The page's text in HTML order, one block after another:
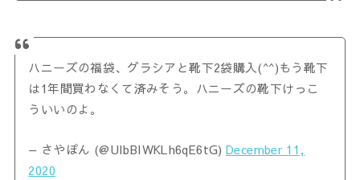
ハニーズの福袋、グラシアと靴下2袋購入(^^)もう靴下
は1年間買わなくて済みそう。ハニーズの靴下けっこ
ういいのよ。
— さやぽん (@UIbBIWKLh6qE6tG)December 11,
2020